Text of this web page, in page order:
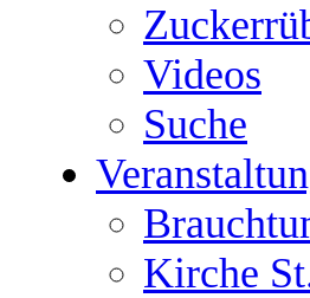
Videos
Suche
Kirche